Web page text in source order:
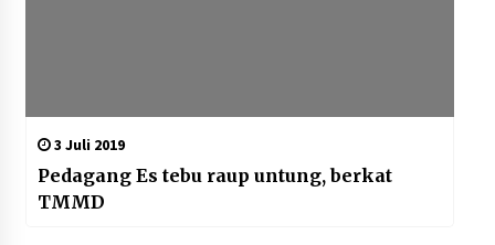
3 Juli 2019
Pedagang Es tebu raup untung, berkat
TMMD